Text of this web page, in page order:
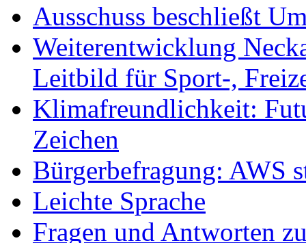
Ausschuss beschließt
Weiterentwicklung
Leitbild für Sport-,
Klimafreundlichkeit:
Zeichen
Bürgerbefragung: AWS
Leichte Sprache
Fragen und Antworten